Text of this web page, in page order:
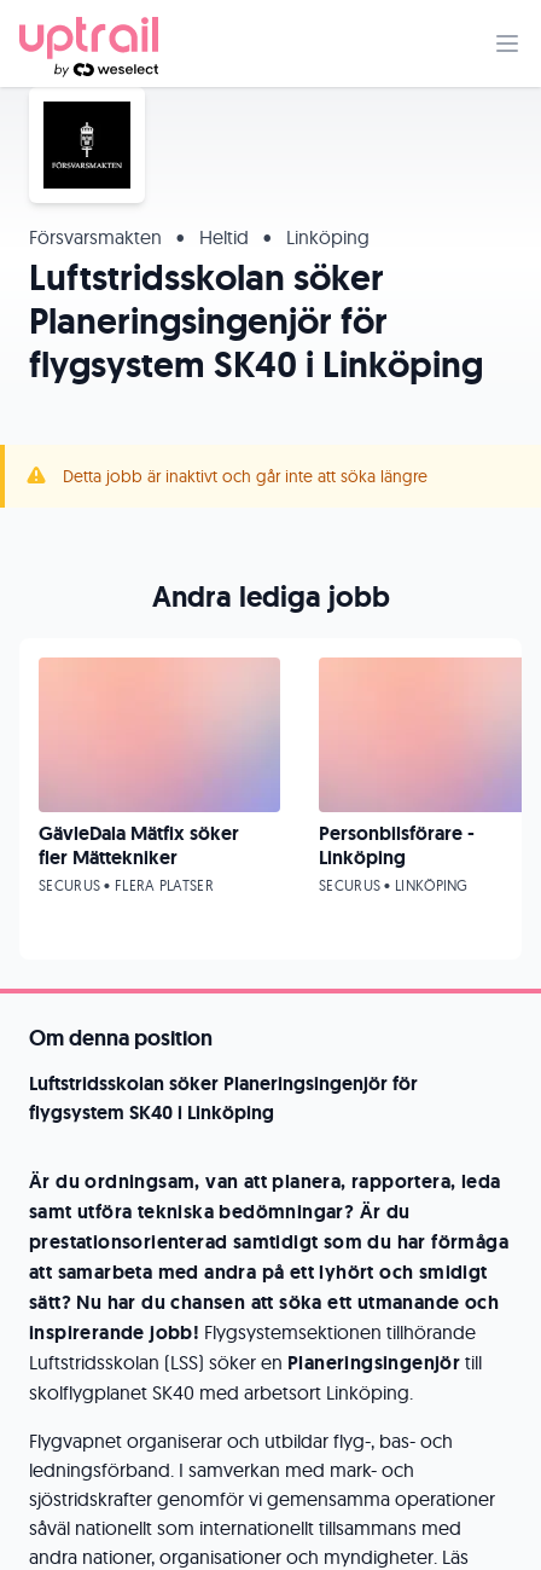
Försvarsmakten • Heltid • Linköping
Luftstridsskolan söker
Planeringsingenjör för
flygsystem SK40 i Linköping
Detta jobb är inaktivt och går inte att söka längre
Om denna position
Luftstridsskolan söker Planeringsingenjör för
flygsystem SK40 i Linköping
Är du ordningsam, van att planera, rapportera, leda
samt utföra tekniska bedömningar? Är du
prestationsorienterad samtidigt som du har förmåga
att samarbeta med andra på ett lyhört och smidigt
sätt? Nu har du chansen att söka ett utmanande och
inspirerande jobb! Flygsystemsektionen tillhörande
Luftstridsskolan (LSS) söker en Planeringsingenjör till
skolflygplanet SK40 med arbetsort Linköping.
Flygvapnet organiserar och utbildar flyg-, bas- och
ledningsförband. I samverkan med mark- och
sjöstridskrafter genomför vi gemensamma operationer
såväl nationellt som internationellt tillsammans med
andra nationer, organisationer och myndigheter. Läs
Andra lediga jobb
GävleDala Mätfix söker
fler Mättekniker
SECURUS • FLERA PLATSER
Personbilsförare -
Linköping
SECURUS • LINKÖPING